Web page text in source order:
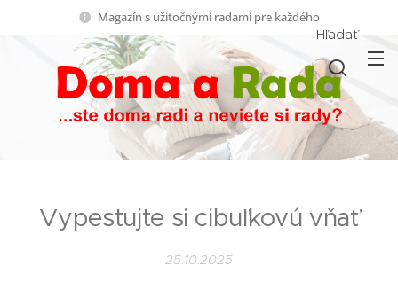
Magazín s užitočnými radami pre každého
Hľadať
Vypestujte si cibuľkovú vňať
25.10.2025